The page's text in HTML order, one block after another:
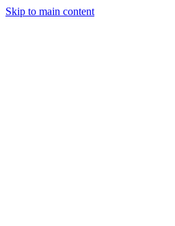
Skip to main content